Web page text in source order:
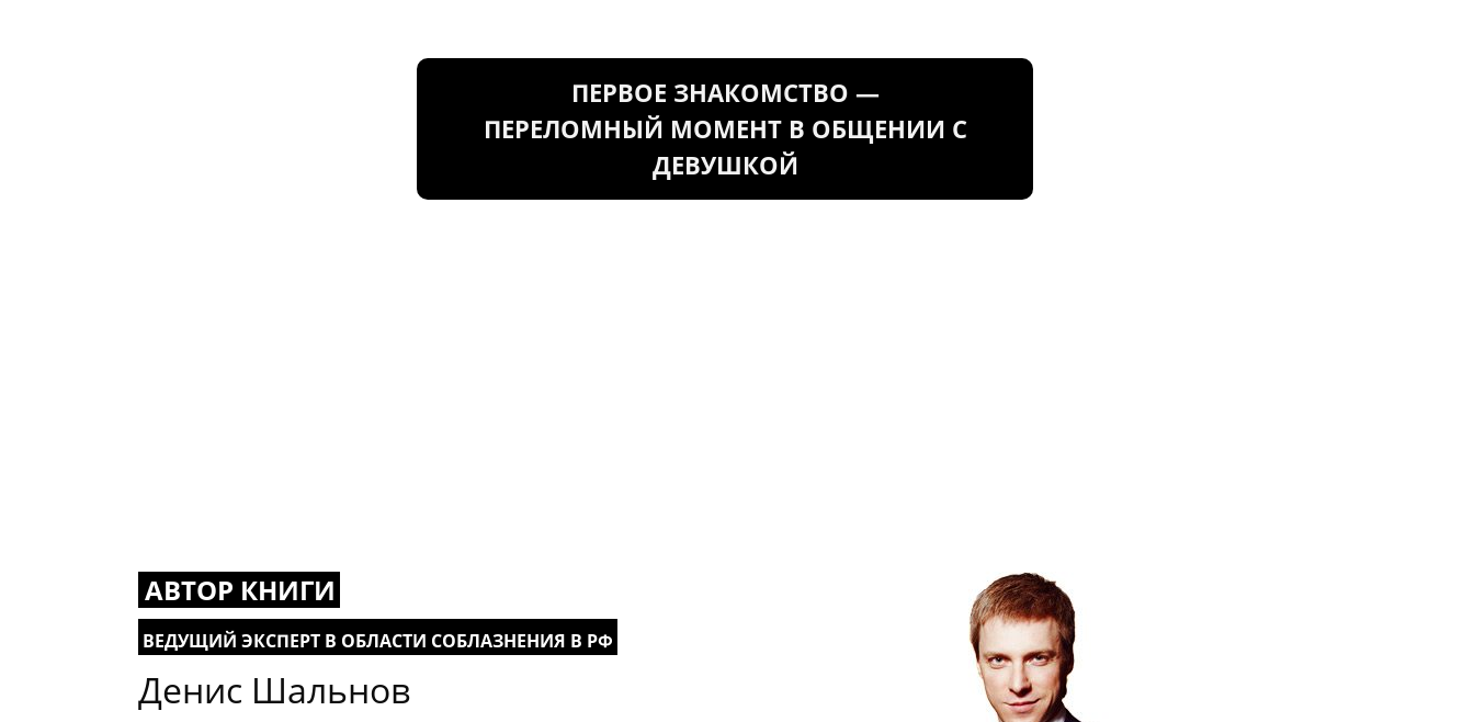
ПЕРВОЕ ЗНАКОМСТВО —
ПЕРЕЛОМНЫЙ МОМЕНТ В ОБЩЕНИИ С
ДЕВУШКОЙ
АВТОР КНИГИ
ВЕДУЩИЙ ЭКСПЕРТ В ОБЛАСТИ СОБЛАЗНЕНИЯ В РФ
Денис Шальнов